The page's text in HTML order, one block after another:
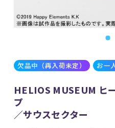
欠品中（再入荷未定） お一
HELIOS MUSEUM ヒ
プ
／サウスセクター